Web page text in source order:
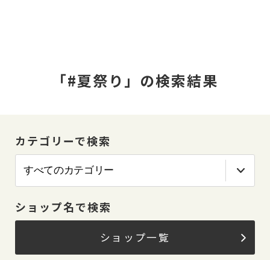
「#夏祭り」の検索結果
カテゴリーで検索
ショップ名で検索
ショップ一覧